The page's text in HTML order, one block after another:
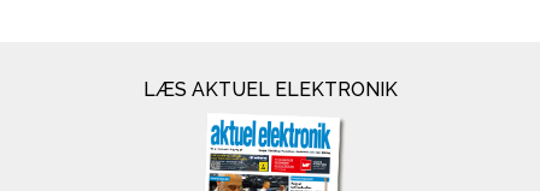
LÆS AKTUEL ELEKTRONIK